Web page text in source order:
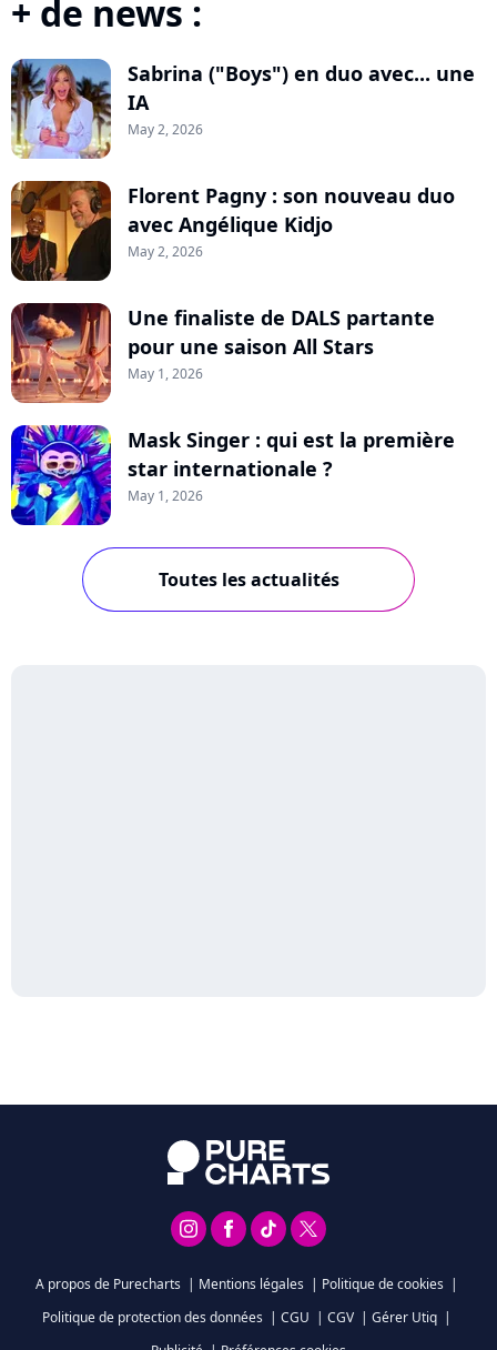
+ de news :
Sabrina ("Boys") en duo avec... une
IA
May 2, 2026
Florent Pagny : son nouveau duo
avec Angélique Kidjo
May 2, 2026
Une finaliste de DALS partante
pour une saison All Stars
May 1, 2026
Mask Singer : qui est la première
star internationale ?
May 1, 2026
Toutes les actualités
A propos de Purecharts | Mentions légales | Politique de cookies |
Politique de protection des données | CGU | CGV | Gérer Utiq |